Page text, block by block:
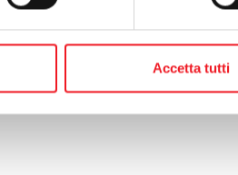
Accetta tutti